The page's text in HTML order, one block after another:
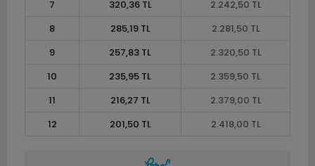
7 320,36 TL
2.242,50 TL
8
285,19 TL
2.281,50 TL
9
257,83 TL
2.320,50 TL
10
235,95 TL
2.359,50 TL
11
216,27 TL
2.379,00 TL
12
201,50 TL 2.418,00 TL